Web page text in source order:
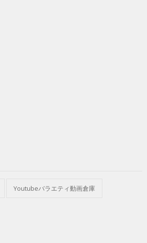
Youtubeバラエティ動画倉庫